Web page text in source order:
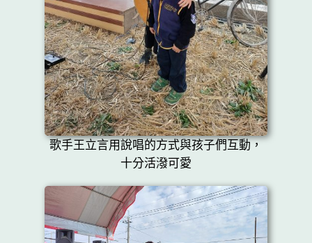
歌手王立言用說唱的方式與孩子們互動，
十分活潑可愛